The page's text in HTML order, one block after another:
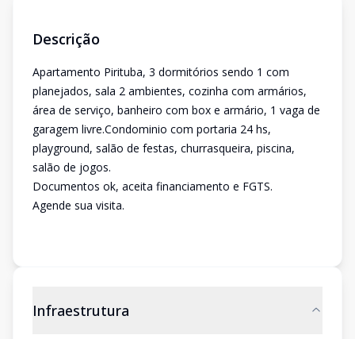
Descrição
Apartamento Pirituba, 3 dormitórios sendo 1 com
planejados, sala 2 ambientes, cozinha com armários,
área de serviço, banheiro com box e armário, 1 vaga de
garagem livre.Condominio com portaria 24 hs,
playground, salão de festas, churrasqueira, piscina,
salão de jogos.
Documentos ok, aceita financiamento e FGTS.
Agende sua visita.
Infraestrutura